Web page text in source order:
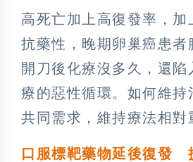
高死亡加上高復發率，加
抗藥性，晚期卵巢癌患者
開刀後化療沒多久，還陷
療的惡性循環。如何維持
共同需求，維持療法相對
口服標靶藥物延後復發